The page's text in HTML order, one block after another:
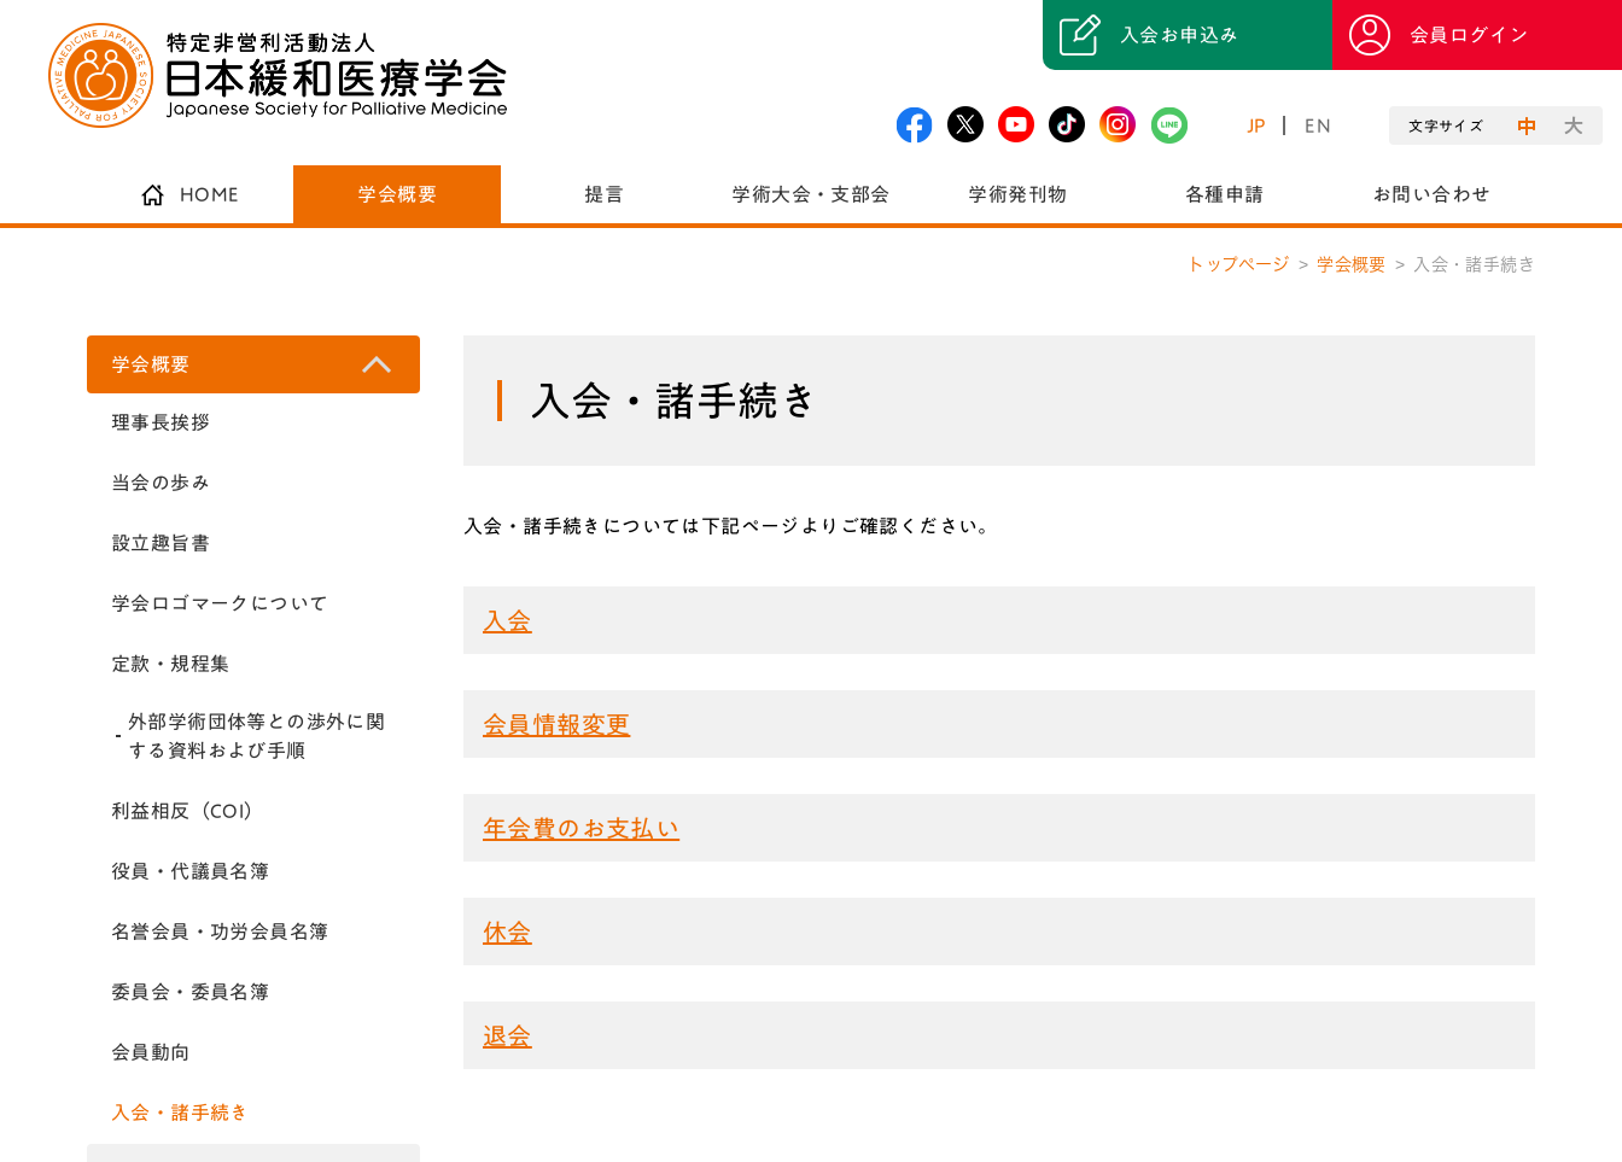
入会お申込み 会員ログイン
JP EN 文字サイズ
HOME 学会概要 提言 学術大会・支部会 学術発刊物 各種申請 お問い合わせ
トップページ 学会概要 入会・諸手続き
学会概要
理事長挨拶
当会の歩み
設立趣旨書
学会ロゴマークについて
定款・規程集
外部学術団体等との渉外に関
する資料および手順
利益相反（COI）
役員・代議員名簿
名誉会員・功労会員名簿
委員会・委員名簿
会員動向
入会・諸手続き
入会・諸手続き
入会・諸手続きについては下記ページよりご確認ください。
入会
会員情報変更
年会費のお支払い
休会
退会